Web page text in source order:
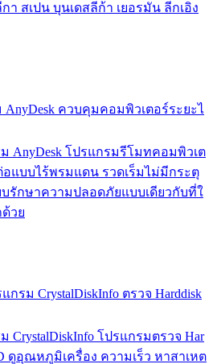
า สเปน บุนเดสลีก้า เยอรมัน ลีกเอิง
AnyDesk ควบคุมคอมพิวเตอร์ระยะไ
AnyDesk โปรแกรมรีโมทคอมพิวเต
แบบไร้พรมแดน รวดเร็มไม่มีกระตุ
รักษาความปลอดภัยแบบเดียวกับที่ใ
วย
กรม CrystalDiskInfo ตรวจ Harddisk
CrystalDiskInfo โปรแกรมตรวจ Har
ดูอุณหภูมิเครื่อง ความเร็ว หาสาเหต